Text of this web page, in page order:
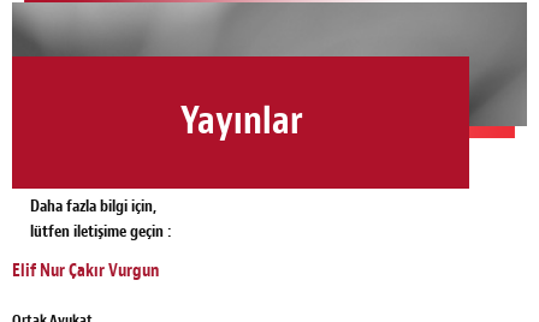
Yayınlar
Daha fazla bilgi için,
lütfen iletişime geçin :
Elif Nur Çakır Vurgun